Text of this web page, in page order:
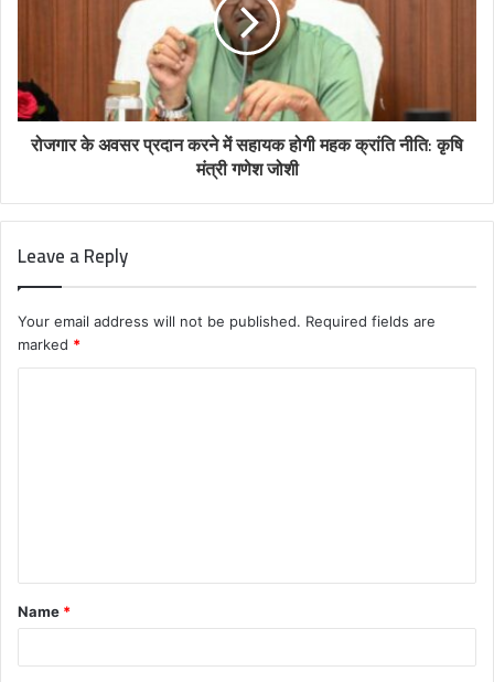
रोजगार के अवसर प्रदान करने में सहायक होगी महक क्रांति नीति: कृषि
मंत्री गणेश जोशी
Leave a Reply
Your email address will not be published. Required fields are
marked *
t
*
Name *